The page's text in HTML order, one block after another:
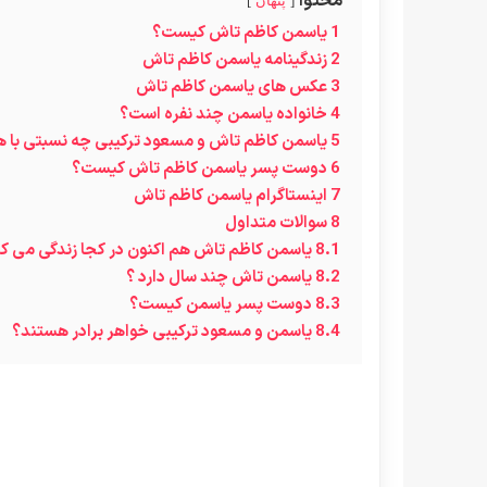
1یاسمن کاظم تاش کیست؟
2زندگینامه یاسمن کاظم تاش
3عکس های یاسمن کاظم تاش
4خانواده یاسمن چند نفره است؟
5یاسمن کاظم تاش و مسعود ترکیبی چه نسبتی با
6 دوست پسر یاسمن کاظم تاش کیست؟
7 اینستاگرام یاسمن کاظم تاش
8سوالات متداول
8.1یاسمن کاظم تاش هم اکنون در کجا زندگی می
8.2یاسمن تاش چند سال دارد ؟
8.3 دوست پسر یاسمن کیست؟
8.4یاسمن و مسعود ترکیبی خواهر برادر هستند؟